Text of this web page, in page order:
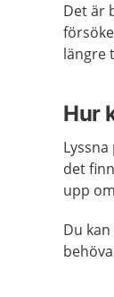
Det är
längre
Hur
det
upp
Du